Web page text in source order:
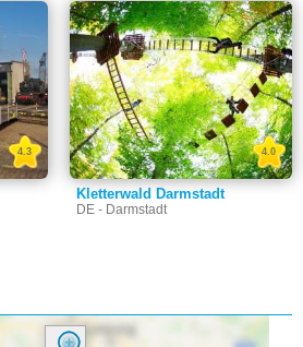
4.3
Kletterwald Darmstadt
DE - Darmstadt
4.0